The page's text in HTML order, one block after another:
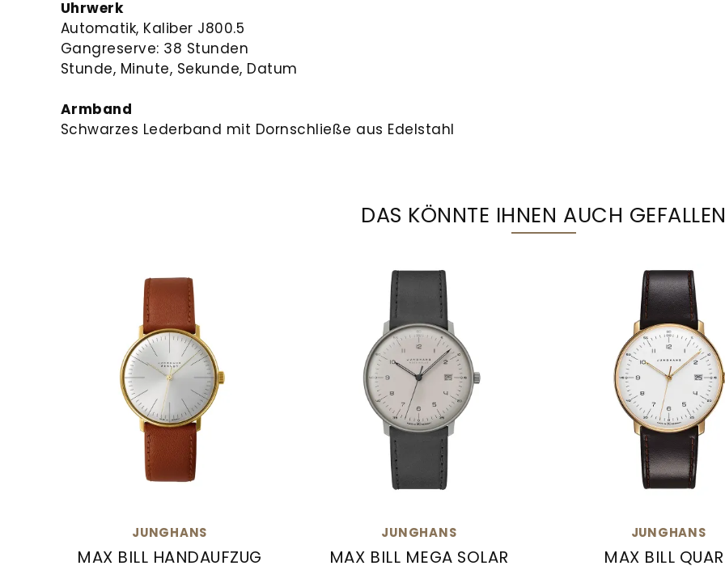
Uhrwerk
Automatik, Kaliber J800.5
Gangreserve: 38 Stunden
Stunde, Minute, Sekunde, Datum
Armband
Schwarzes Lederband mit Dornschließe aus Edelstahl
DAS KÖNNTE IHNEN AUCH
JUNGHANS
MAX BILL HANDAUFZUG
JUNGHANS
MAX BILL MEGA SOLAR
JUNGHANS
MAX BILL